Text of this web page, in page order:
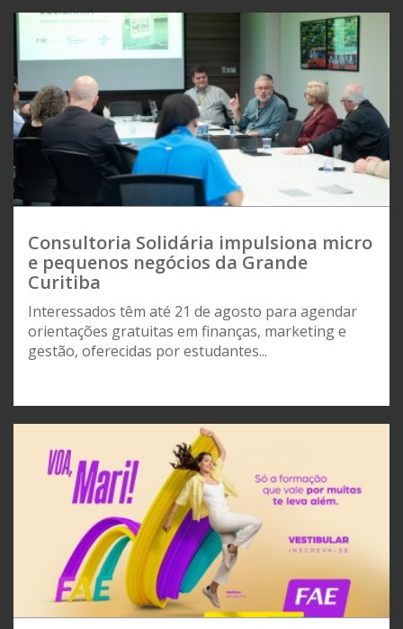
Consultoria Solidária impulsiona micro
e pequenos negócios da Grande
Curitiba
Interessados têm até 21 de agosto para agendar
orientações gratuitas em finanças, marketing e
gestão, oferecidas por estudantes...